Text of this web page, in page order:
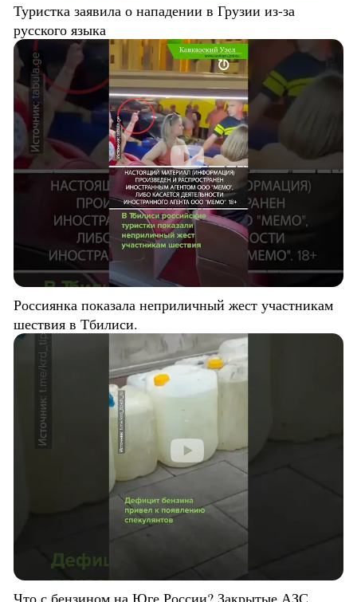
Туристка заявила о нападении в Грузии из-за
русского языка
Россиянка показала неприличный жест участникам
шествия в Тбилиси.
Что с бензином на Юге России? Закрытые АЗС,